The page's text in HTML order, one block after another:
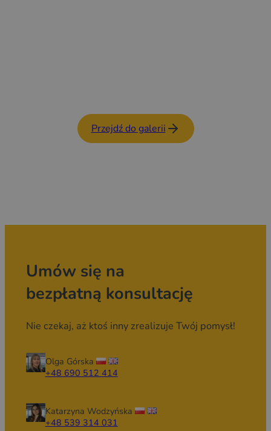
Przejdź do galerii
Umów się na
bezpłatną konsultację
Nie czekaj, aż ktoś inny zrealizuje Twój pomysł!
Olga Górska
+48 690 512 414
Katarzyna Wodzyńska
+48 539 314 031